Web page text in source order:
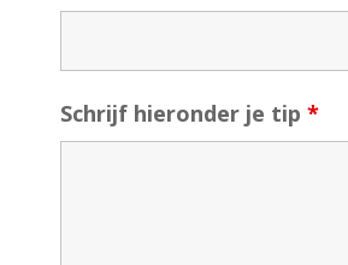
Schrijf hieronder je tip *